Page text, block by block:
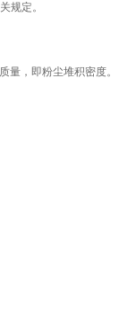
规定。
量，即粉尘堆积密度。